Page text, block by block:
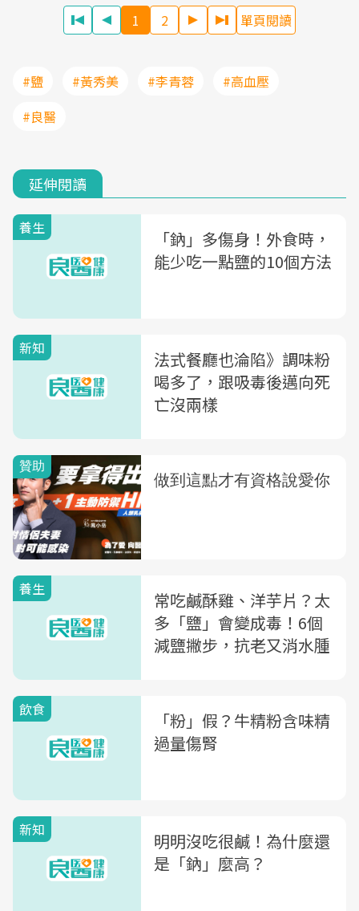
1 2 單頁閱讀
#鹽 #黃秀美 #李青蓉
#高血壓
#良醫
延伸閱讀
養生
「鈉」多傷身！外食時，
能少吃一點鹽的10個方法
新知
法式餐廳也淪陷》調味粉
喝多了，跟吸毒後邁向死
亡沒兩樣
養生
常吃鹹酥雞、洋芋片？太
多「鹽」會變成毒！6個
減鹽撇步，抗老又消水腫
飲食
「粉」假？牛精粉含味精
過量傷腎
新知
明明沒吃很鹹！為什麼還
是「鈉」麼高？